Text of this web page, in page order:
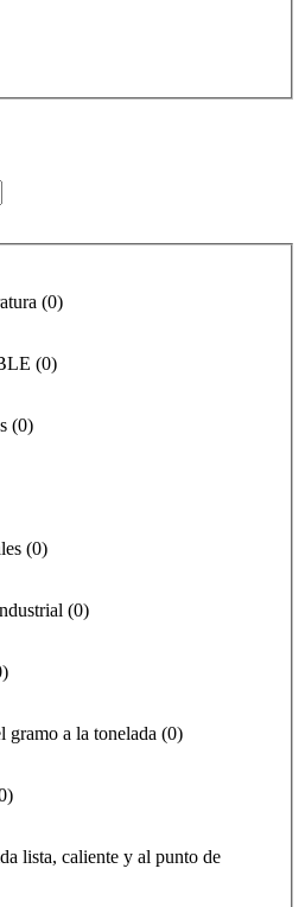
(0)
(0)
(0)
(0)
(0)
)
gramo a la tonelada (0)
)
lista, caliente y al punto de